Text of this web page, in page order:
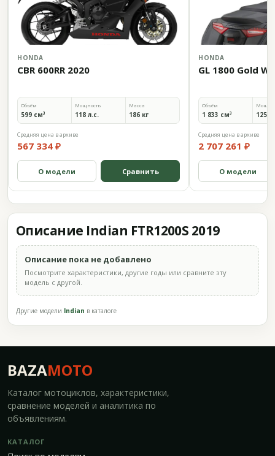
HONDA
CBR 600RR 2020
Объём
599 см³
Мощность
118 л.с.
Масса
186 кг
Средняя цена в архиве
567 334 ₽
О модели Сравнить
HONDA
GL 1800 Gold
Объём
1 833 см³ 125
Средняя цена в архиве
2 707 261 ₽
О модели
Описание Indian FTR1200S 2019
Описание пока не добавлено
Посмотрите характеристики, другие годы или сравните эту
модель с другой.
Другие модели Indian в каталоге
BAZAMOTO
Каталог мотоциклов, характеристики,
сравнение моделей и аналитика по
объявлениям.
КАТАЛОГ